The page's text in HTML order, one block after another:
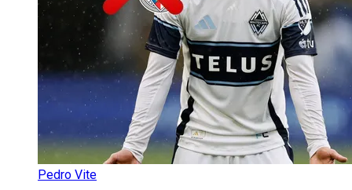
Pedro Vite